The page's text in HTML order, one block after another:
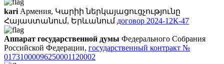
kari Армения, Կարիի ներկայացուցչությունը
Հայաստանում, Երևանում договор 2024-12К-47
Аппарат государственной думы Федерального Собрания
Российской Федерации, государственный контракт №
01731000096250001120002